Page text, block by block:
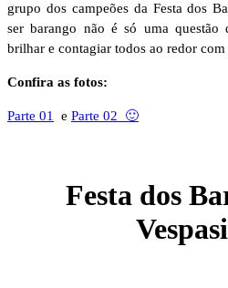
grupo dos campeões da Festa dos
ser barango não é só uma questão
brilhar e contagiar todos ao redor
Confira as fotos:
Parte 01 e Parte 02 🙂
Festa dos